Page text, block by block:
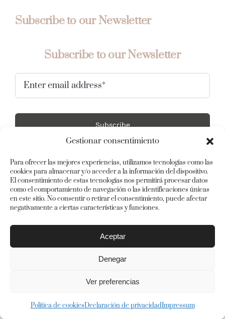
Gestionar consentimiento
Para ofrecer las mejores experiencias, utilizamos tecnologías como las
cookies para almacenar y/o acceder a la información del dispositivo.
El consentimiento de estas tecnologías nos permitirá procesar datos
como el comportamiento de navegación o las identificaciones únicas
en este sitio. No consentir o retirar el consentimiento, puede afectar
negativamente a ciertas características y funciones.
Aceptar
Denegar
Ver preferencias
Política de cookiesDeclaración de privacidadImpressum
Subscribe to our Newsletter
Subscribe to our Newsletter
Subscribe
2026 | Avada Theme by
Rights Reserved | Powered by